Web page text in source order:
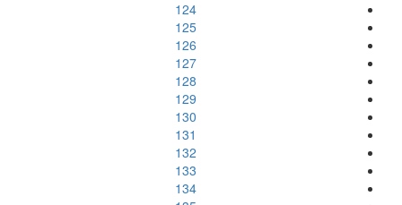
124
125
126
127
128
129
130
131
132
133
134